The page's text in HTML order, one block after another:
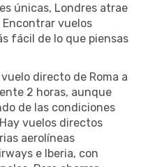
únicas, Londres atrae
vuelos
fácil de lo que piensas
directo de Roma a
2 horas, aunque
de las condiciones
vuelos directos
aerolíneas
e Iberia, con